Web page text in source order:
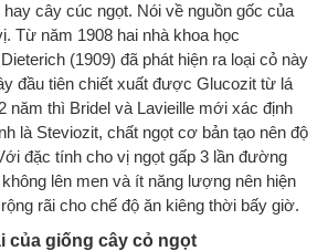
cây cúc ngọt. Nói về nguồn gốc của
Từ năm 1908 hai nhà khoa học
(1909) đã phát hiện ra loại cỏ này
đầu tiên chiết xuất được Glucozit từ lá
năm thì Bridel và Lavieille mới xác định
là Steviozit, chất ngọt cơ bản tạo nên độ
đặc tính cho vị ngọt gấp 3 lần đường
lên men và ít năng lượng nên hiện
rãi cho chế độ ăn kiêng thời bấy giờ.
của giống cây cỏ ngọt